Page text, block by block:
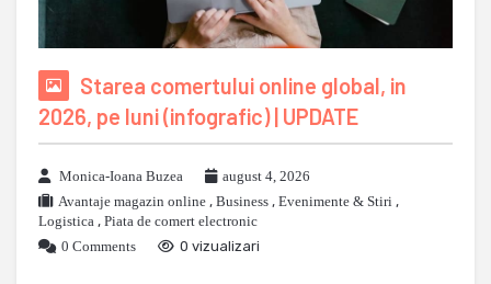
Starea comertului online global, in
2026, pe luni (infografic) | UPDATE
Monica-Ioana Buzea
august 4, 2026
Avantaje magazin online , Business , Evenimente & Stiri ,
Logistica , Piata de comert electronic
0 Comments
0 vizualizari